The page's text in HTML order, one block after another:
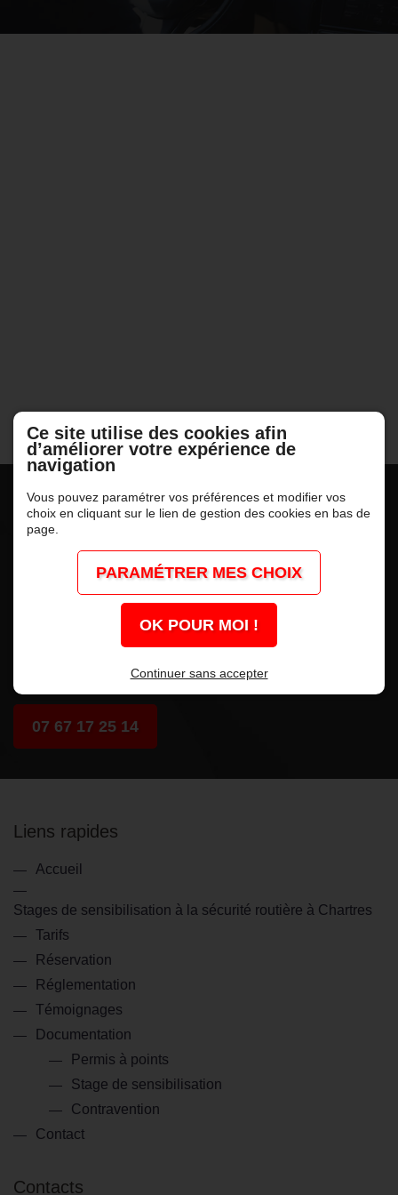
Un numéro unique
07 67 17 25 14
Liens rapides
Accueil
Stages de sensibilisation à la sécurité routière à Chartres
Tarifs
Réservation
Réglementation
Témoignages
Documentation
Permis à points
Stage de sensibilisation
Contravention
Contact
Contacts
Ce site utilise des cookies afin
d’améliorer votre expérience de
navigation
Vous pouvez paramétrer vos préférences et modifier vos
choix en cliquant sur le lien de gestion des cookies en bas de
page.
PARAMÉTRER MES CHOIX
OK POUR MOI !
Continuer sans accepter